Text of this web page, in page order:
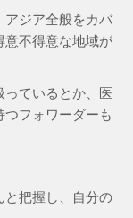
アジア全般をカバ
意不得意な地域が
っているとか、医
フォワーダーも
と把握し、自分の